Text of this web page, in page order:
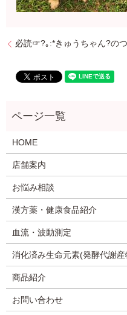
必読☞?｡:*きゅうちゃん?の
HOME
店舗案内
お悩み相談
漢方薬・健康食品紹介
血流・波動測定
消化済み生命元素(発酵代謝産
商品紹介
お問い合わせ